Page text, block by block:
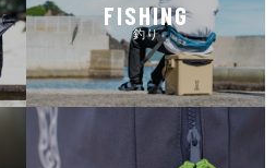
FISHING
釣り